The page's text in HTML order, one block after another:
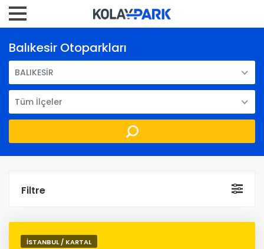
Balıkesir Otoparkları
BALIKESİR
Tüm İlçeler
Filtre
İSTANBUL / KARTAL